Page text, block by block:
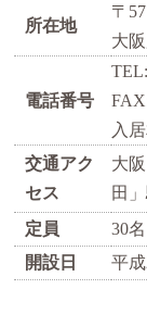
所在地
〒
大
電話番号
入
交通アク
セス
大
田
定員
30名
開設日
平成